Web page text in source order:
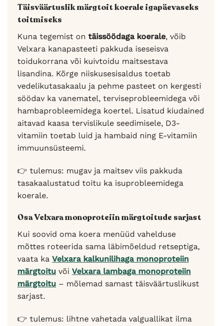
Täisväärtuslik märgtoit koerale igapäevaseks
toitmiseks
Kuna tegemist on täissöödaga koerale, võib
Velxara kanapasteeti pakkuda iseseisva
toidukorrana või kuivtoidu maitsestava
lisandina. Kõrge niiskusesisaldus toetab
vedelikutasakaalu ja pehme pasteet on kergesti
söödav ka vanematel, terviseprobleemidega või
hambaprobleemidega koertel. Lisatud kiudained
aitavad kaasa tervislikule seedimisele, D3-
vitamiin toetab luid ja hambaid ning E-vitamiin
immuunsüsteemi.
👉 tulemus: mugav ja maitsev viis pakkuda
tasakaalustatud toitu ka isuprobleemidega
koerale.
Osa Velxara monoproteiin märgtoitude sarjast
Kui soovid oma koera menüüd vahelduse
mõttes roteerida sama läbimõeldud retseptiga,
vaata ka Velxara kalkunilihaga monoproteiin
märgtoitu või Velxara lambaga monoproteiin
märgtoitu – mõlemad samast täisväärtuslikust
sarjast.
👉 tulemus: lihtne vahetada valguallikat ilma